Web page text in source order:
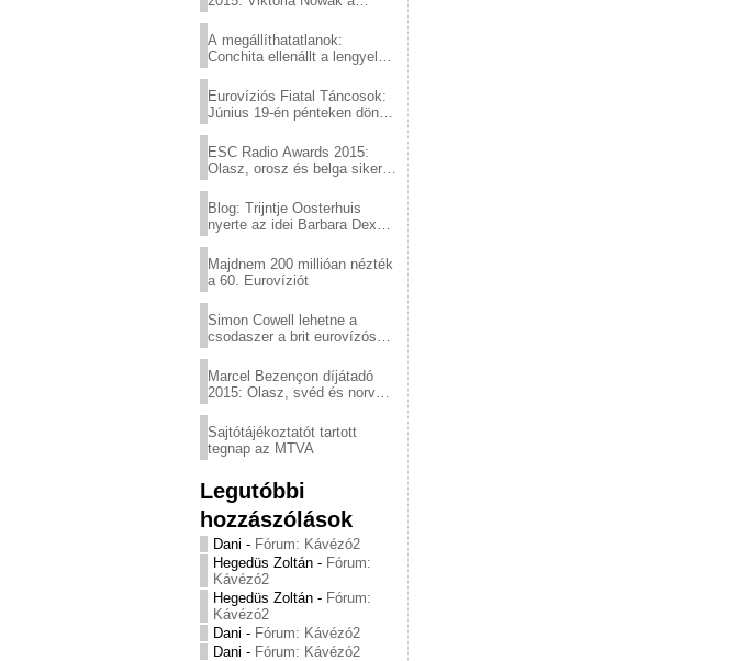
A megállíthatatlanok:
Conchita ellenállt a lengyel
Eurovíziós Fiatal Táncosok:
Június 19-én pénteken döntő
ESC Radio Awards 2015:
Olasz, orosz és belga siker,
Blog: Trijntje Oosterhuis
nyerte az idei Barbara Dex
Majdnem 200 millióan nézték
a 60. Eurovíziót
Simon Cowell lehetne a
csodaszer a brit eurovízós
Marcel Bezençon díjátadó
2015: Olasz, svéd és norvég
Sajtótájékoztatót tartott
tegnap az MTVA
Legutóbbi
hozzászólások
Dani - Fórum: Kávézó2
Hegedüs Zoltán - Fórum:
Kávézó2
Hegedüs Zoltán - Fórum:
Kávézó2
Dani - Fórum: Kávézó2
Dani - Fórum: Kávézó2